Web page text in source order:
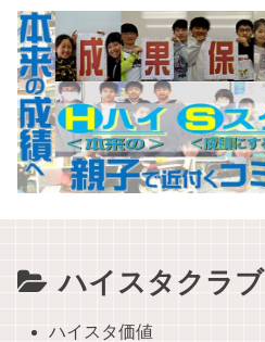
ハイスタクラブ
ハイスタ価値